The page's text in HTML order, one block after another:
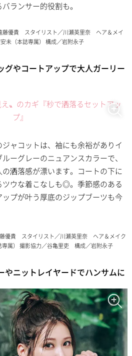
ランサー的役割も。
藤優貴 スタイリスト／川瀬英里奈 ヘア＆メイ
未（本誌専属） 構成／岩附永子
グやコートアップで大人ガーリー
ャコットは、袖にも余裕がありイ
ーグレーのニュアンスカラーで、
洒落感が漂います。コートの下に
ウな着こなしも◎。季節感のある
プが叶う厚底のジップブーツも今
優貴 スタイリスト／川瀬英里奈 ヘア＆メイク
属） 撮影協力／谷亀里吏 構成／岩附永子
やニットレイヤードでハンサムに